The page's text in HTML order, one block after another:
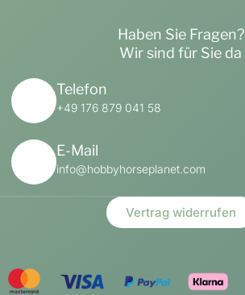
Haben Sie Fragen?
Wir sind für Sie da
Telefon
+49 176 879 041 58
E-Mail
info@hobbyhorseplanet.com
Vertrag widerrufen